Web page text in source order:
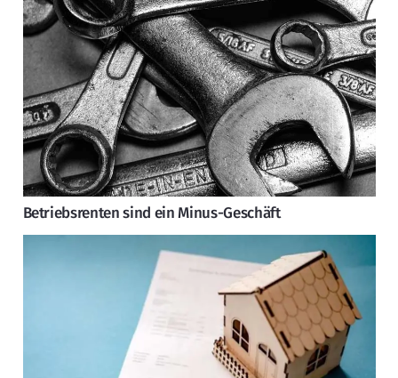
Betriebsrenten sind ein Minus-Geschäft